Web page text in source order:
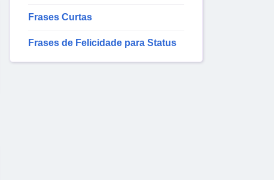
Frases Curtas
Frases de Felicidade para Status